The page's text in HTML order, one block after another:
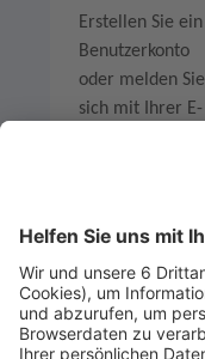
Erstellen Sie ein
Benutzerkonto
oder melden Sie
sich mit Ihrer E-